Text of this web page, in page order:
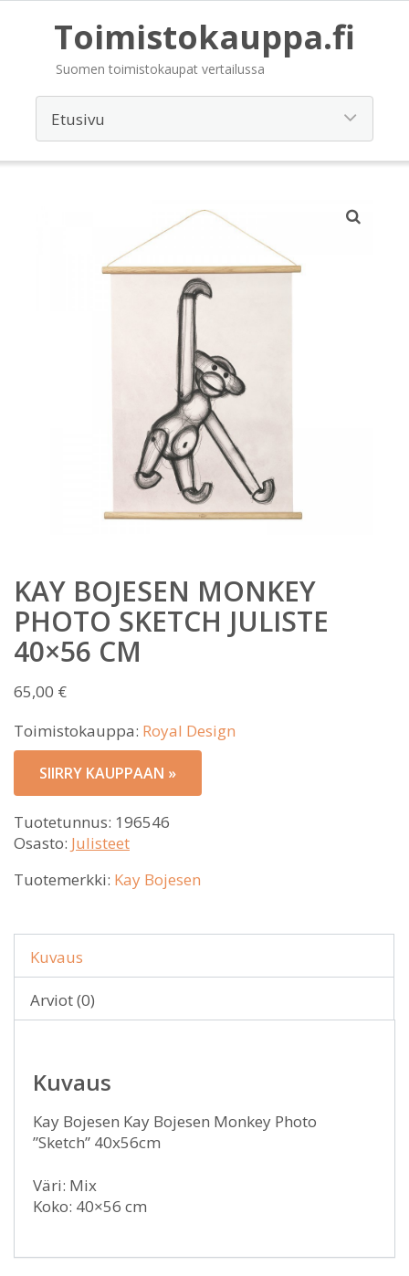
Toimistokauppa.fi
Suomen toimistokaupat vertailussa
KAY BOJESEN MONKEY
PHOTO SKETCH JULISTE
40×56 CM
65,00 €
Toimistokauppa: Royal Design
SIIRRY KAUPPAAN »
Tuotetunnus: 196546
Osasto: Julisteet
Tuotemerkki: Kay Bojesen
Kuvaus
Arviot (0)
Kuvaus
Kay Bojesen Kay Bojesen Monkey Photo
”Sketch” 40x56cm
Väri: Mix
Koko: 40×56 cm